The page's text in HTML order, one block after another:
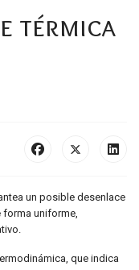
térmica
un posible desenlace
forma uniforme,
que indica